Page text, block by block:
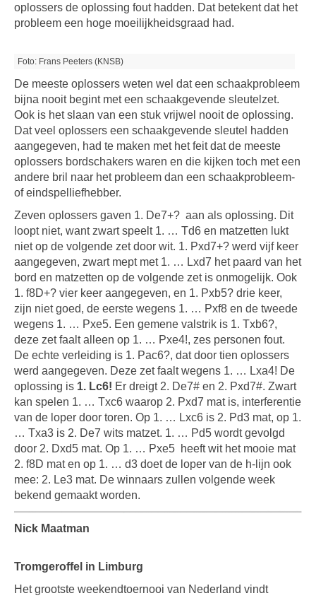
oplossers de oplossing fout hadden. Dat betekent dat het
probleem een hoge moeilijkheidsgraad had.
Foto: Frans Peeters (KNSB)
De meeste oplossers weten wel dat een schaakprobleem
bijna nooit begint met een schaakgevende sleutelzet.
Ook is het slaan van een stuk vrijwel nooit de oplossing.
Dat veel oplossers een schaakgevende sleutel hadden
aangegeven, had te maken met het feit dat de meeste
oplossers bordschakers waren en die kijken toch met een
andere bril naar het probleem dan een schaakprobleem-
of eindspelliefhebber.
Zeven oplossers gaven 1. De7+? aan als oplossing. Dit
loopt niet, want zwart speelt 1. … Td6 en matzetten lukt
niet op de volgende zet door wit. 1. Pxd7+? werd vijf keer
aangegeven, zwart mept met 1. … Lxd7 het paard van het
bord en matzetten op de volgende zet is onmogelijk. Ook
1. f8D+? vier keer aangegeven, en 1. Pxb5? drie keer,
zijn niet goed, de eerste wegens 1. … Pxf8 en de tweede
wegens 1. … Pxe5. Een gemene valstrik is 1. Txb6?,
deze zet faalt alleen op 1. … Pxe4!, zes personen fout.
De echte verleiding is 1. Pac6?, dat door tien oplossers
werd aangegeven. Deze zet faalt wegens 1. … Lxa4! De
oplossing is 1. Lc6! Er dreigt 2. De7# en 2. Pxd7#. Zwart
kan spelen 1. … Txc6 waarop 2. Pxd7 mat is, interferentie
van de loper door toren. Op 1. … Lxc6 is 2. Pd3 mat, op 1.
… Txa3 is 2. De7 wits matzet. 1. … Pd5 wordt gevolgd
door 2. Dxd5 mat. Op 1. … Pxe5 heeft wit het mooie mat
2. f8D mat en op 1. … d3 doet de loper van de h-lijn ook
mee: 2. Le3 mat. De winnaars zullen volgende week
bekend gemaakt worden.
Nick Maatman
Tromgeroffel in Limburg
Het grootste weekendtoernooi van Nederland vindt